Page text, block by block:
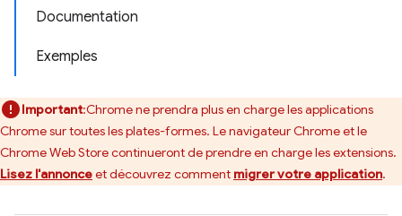
Documentation
Exemples
Important:Chrome ne prendra plus en charge les applications
Chrome sur toutes les plates-formes. Le navigateur Chrome et le
Chrome Web Store continueront de prendre en charge les extensions.
Lisez l'annonceet découvrez comment migrer votre application.